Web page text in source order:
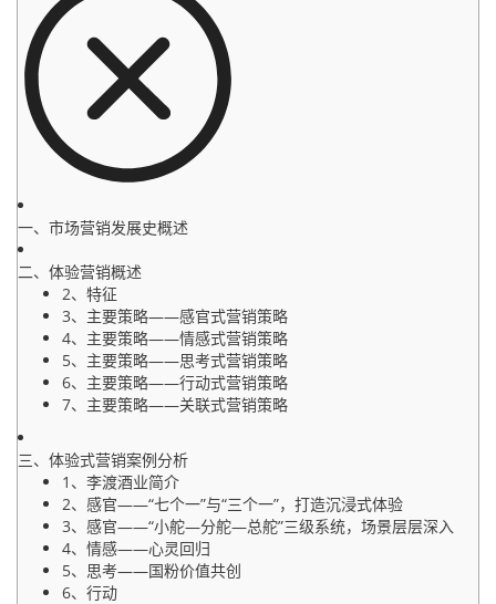
一、市场营销发展史概述
二、体验营销概述
2、特征
3、主要策略——感官式营销策略
4、主要策略——情感式营销策略
5、主要策略——思考式营销策略
6、主要策略——行动式营销策略
7、主要策略——关联式营销策略
三、体验式营销案例分析
1、李渡酒业简介
2、感官——“七个一”与“三个一”，打造沉浸式体验
3、感官——“小舵—分舵—总舵”三级系统，场景层层深入
4、情感——心灵回归
5、思考——国粉价值共创
6、行动